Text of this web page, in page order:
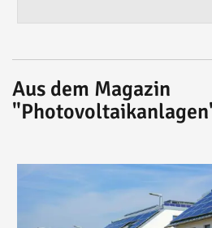
Aus dem Magazin